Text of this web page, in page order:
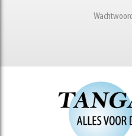
Wachtwoord